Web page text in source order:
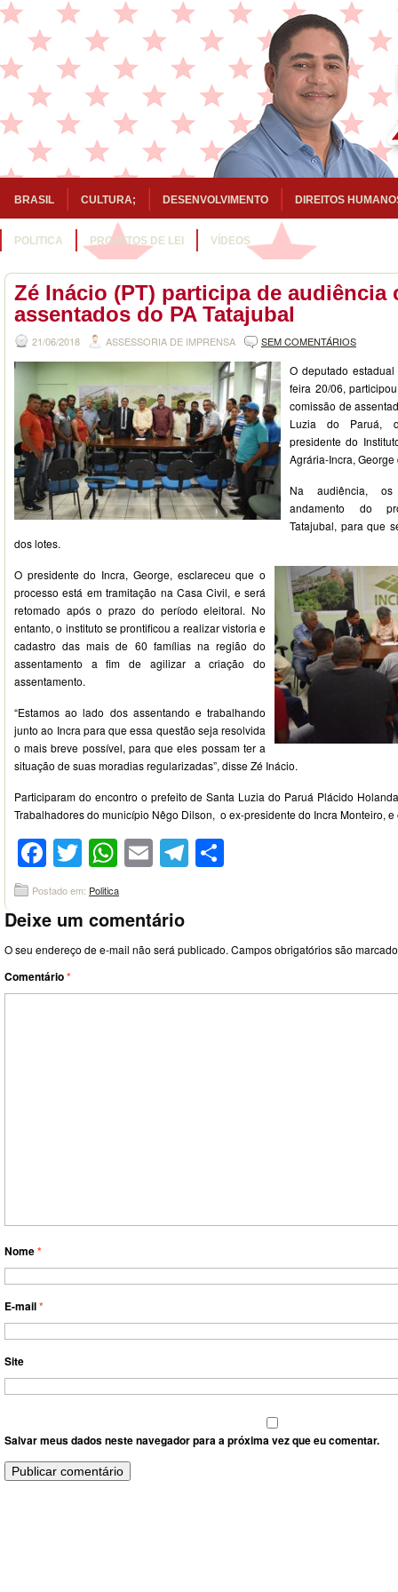
BRASIL CULTURA; DESENVOLVIMENTO DIREITOS
POLITICA PROJETOS DE LEI VÍDEOS
Zé Inácio (PT) participa de audiência
assentados do PA Tatajubal
21/06/2018 ASSESSORIA DE IMPRENSA SEM COMENTÁRIOS
O deputado
feira 20/06,
comissão de
Luzia do Paruá,
presidente do
Agrária-Incra,
Na audiência, os
andamento do
Tatajubal, para que
dos lotes.
O presidente do Incra, George, esclareceu que o
processo está em tramitação na Casa Civil, e será
retomado após o prazo do período eleitoral. No
entanto, o instituto se prontificou a realizar vistoria e
cadastro das mais de 60 famílias na região do
assentamento a fim de agilizar a criação do
assentamento.
“Estamos ao lado dos assentando e trabalhando
junto ao Incra para que essa questão seja resolvida
o mais breve possível, para que eles possam ter a
situação de suas moradias regularizadas”, disse Zé Inácio.
Participaram do encontro o prefeito de Santa Luzia do Paruá Plácido
Trabalhadores do município Nêgo Dilson, o ex-presidente do Incra Monteiro,
Facebook
Twitter
WhatsApp
EmailTelegram
Postado em: Politica
Deixe um comentário
O seu endereço de e-mail não será publicado. Campos obrigatórios são
Comentário*
Nome*
E-mail*
Site
Salvar meus dados neste navegador para a próxima vez que eu comentar.